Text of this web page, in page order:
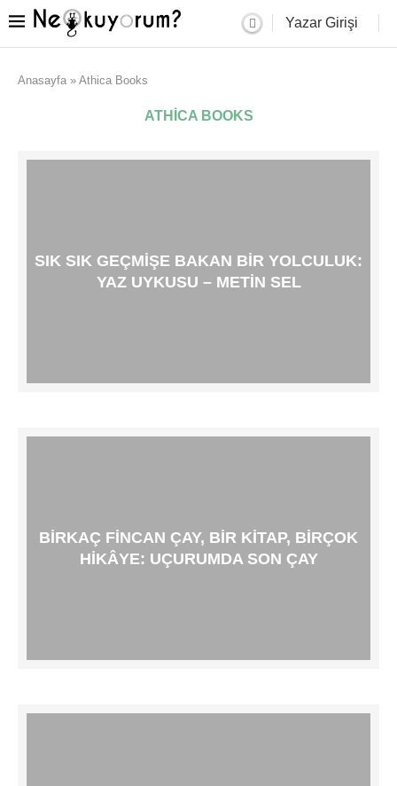
Yazar Girişi
Anasayfa » Athica Books
ATHICA BOOKS
SIK SIK GEÇMIŞE BAKAN BIR YOLCULUK:
YAZ UYKUSU – METIN SEL
BIRKAÇ FINCAN ÇAY, BIR KITAP, BIRÇOK
HIKÂYE: UÇURUMDA SON ÇAY